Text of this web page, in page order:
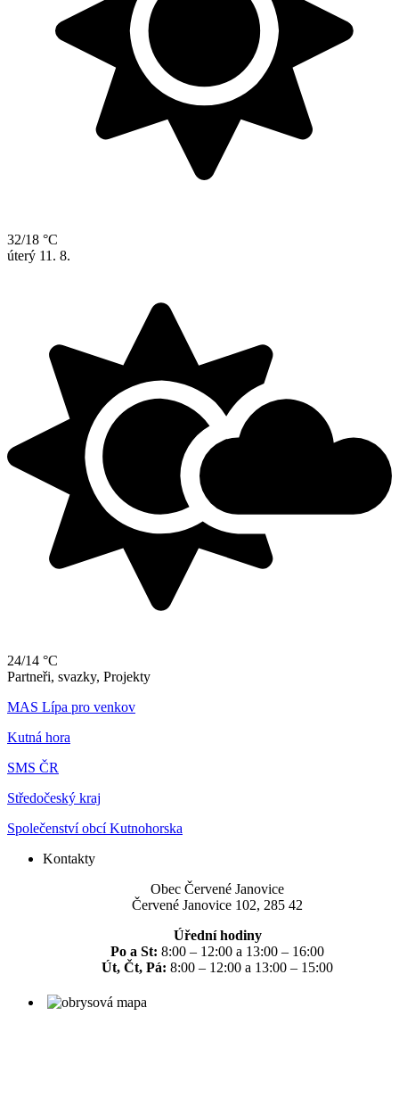
32/18 °C
úterý 11. 8.
24/14 °C
Partneři, svazky, Projekty
MAS Lípa pro venkov
Kutná hora
SMS ČR
Středočeský kraj
Společenství obcí Kutnohorska
Kontakty
Obec Červené Janovice
Červené Janovice 102, 285 42
Úřední hodiny
Po a St: 8:00 – 12:00 a 13:00 – 16:00
Út, Čt, Pá: 8:00 – 12:00 a 13:00 – 15:00